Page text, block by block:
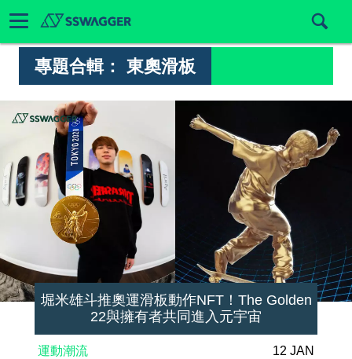
專題合輯： 東奧滑板
堀米雄斗推奧運滑板動作NFT！The Golden
22與擁有者共同進入元宇宙
運動潮流 12 JAN